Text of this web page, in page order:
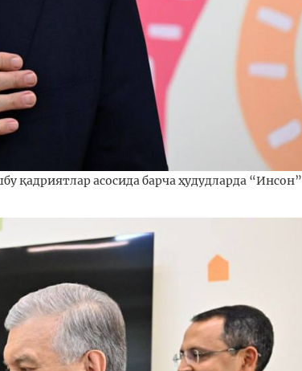
асосида барча ҳудудларда “Инсон”